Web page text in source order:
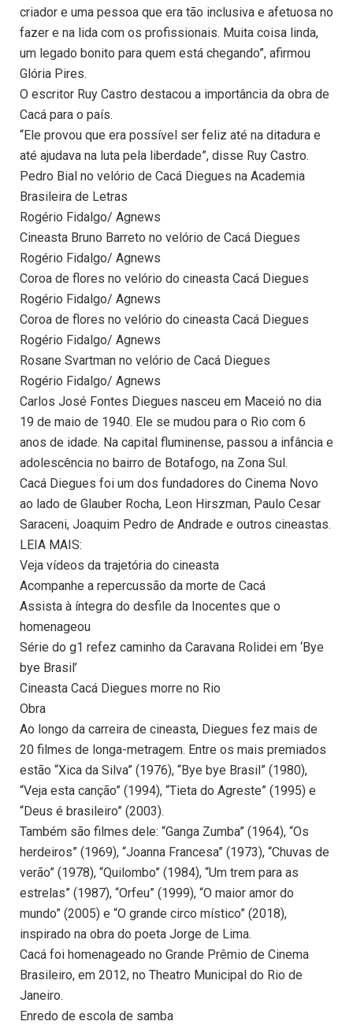
criador e uma pessoa que era tão inclusiva e afetuosa no
fazer e na lida com os profissionais. Muita coisa linda,
um legado bonito para quem está chegando”, afirmou
Glória Pires.
O escritor Ruy Castro destacou a importância da obra de
Cacá para o país.
“Ele provou que era possível ser feliz até na ditadura e
até ajudava na luta pela liberdade”, disse Ruy Castro.
Pedro Bial no velório de Cacá Diegues na Academia
Brasileira de Letras
Rogério Fidalgo/ Agnews
Cineasta Bruno Barreto no velório de Cacá Diegues
Rogério Fidalgo/ Agnews
Coroa de flores no velório do cineasta Cacá Diegues
Rogério Fidalgo/ Agnews
Coroa de flores no velório do cineasta Cacá Diegues
Rogério Fidalgo/ Agnews
Rosane Svartman no velório de Cacá Diegues
Rogério Fidalgo/ Agnews
Carlos José Fontes Diegues nasceu em Maceió no dia
19 de maio de 1940. Ele se mudou para o Rio com 6
anos de idade. Na capital fluminense, passou a infância e
adolescência no bairro de Botafogo, na Zona Sul.
Cacá Diegues foi um dos fundadores do Cinema Novo
ao lado de Glauber Rocha, Leon Hirszman, Paulo Cesar
Saraceni, Joaquim Pedro de Andrade e outros cineastas.
LEIA MAIS:
Veja vídeos da trajetória do cineasta
Acompanhe a repercussão da morte de Cacá
Assista à íntegra do desfile da Inocentes que o
homenageou
Série do g1 refez caminho da Caravana Rolidei em ‘Bye
bye Brasil’
Cineasta Cacá Diegues morre no Rio
Obra
Ao longo da carreira de cineasta, Diegues fez mais de
20 filmes de longa-metragem. Entre os mais premiados
estão “Xica da Silva” (1976), “Bye bye Brasil” (1980),
“Veja esta canção” (1994), “Tieta do Agreste” (1995) e
“Deus é brasileiro” (2003).
Também são filmes dele: “Ganga Zumba” (1964), “Os
herdeiros” (1969), “Joanna Francesa” (1973), “Chuvas de
verão” (1978), “Quilombo” (1984), “Um trem para as
estrelas” (1987), “Orfeu” (1999), “O maior amor do
mundo” (2005) e “O grande circo místico” (2018),
inspirado na obra do poeta Jorge de Lima.
Cacá foi homenageado no Grande Prêmio de Cinema
Brasileiro, em 2012, no Theatro Municipal do Rio de
Janeiro.
Enredo de escola de samba